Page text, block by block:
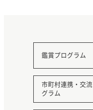
鑑賞プログラム
市町村連携・交流
グラム